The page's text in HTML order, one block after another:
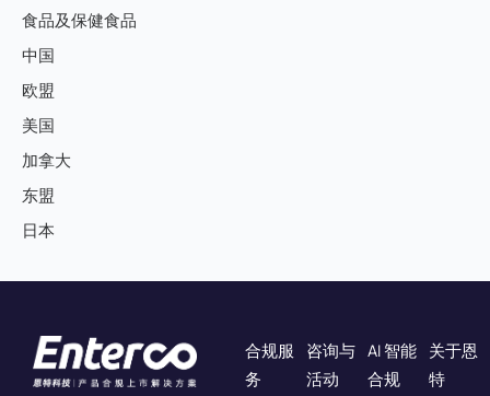
食品及保健食品
中国
欧盟
美国
加拿大
东盟
日本
合规服
务
咨询与
活动
AI 智能
合规
关于恩
特